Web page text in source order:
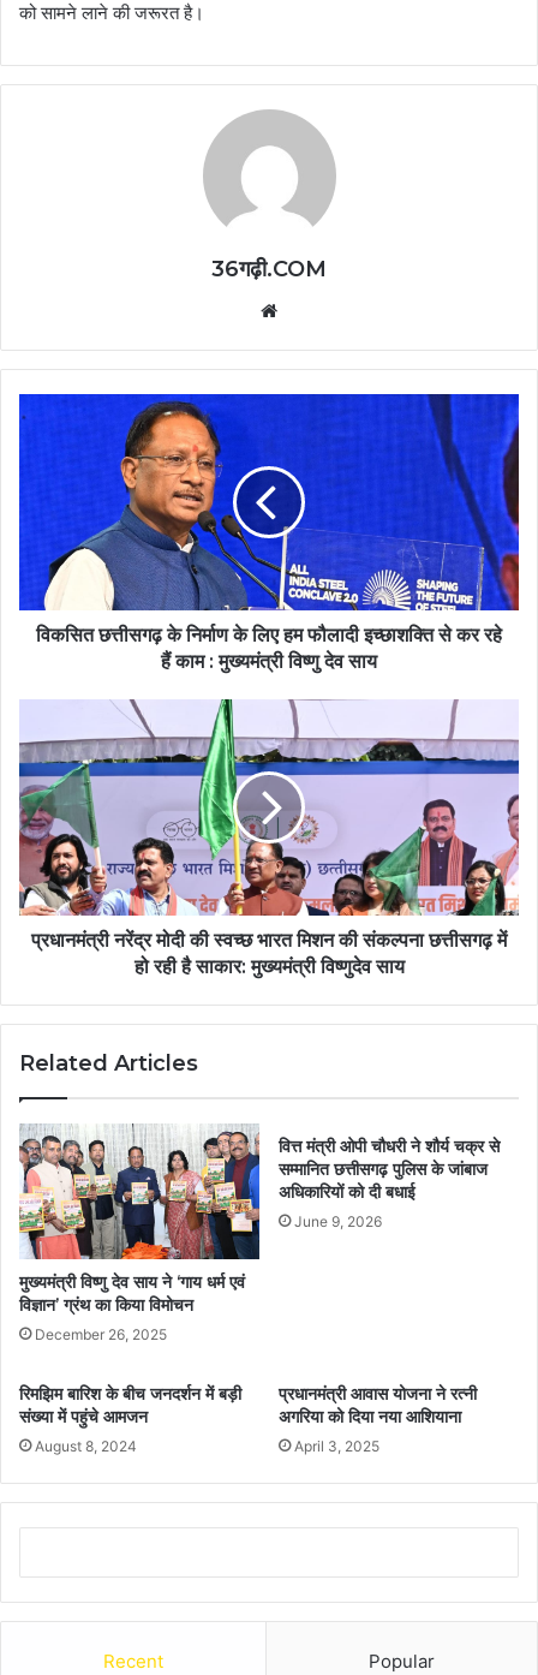
को सामने लाने की जरूरत है।
36गढ़ी.COM
विकसित छत्तीसगढ़ के निर्माण के लिए हम फौलादी इच्छाशक्ति से कर रहे
हैं काम : मुख्यमंत्री विष्णु देव साय
प्रधानमंत्री नरेंद्र मोदी की स्वच्छ भारत मिशन की संकल्पना छत्तीसगढ़ में
हो रही है साकार: मुख्यमंत्री विष्णुदेव साय
Related Articles
मुख्यमंत्री विष्णु देव साय ने ‘गाय धर्म एवं
विज्ञान’ ग्रंथ का किया विमोचन
December 26, 2025
वित्त मंत्री ओपी चौधरी ने शौर्य चक्र से
सम्मानित छत्तीसगढ़ पुलिस के जांबाज
अधिकारियों को दी बधाई
June 9, 2026
रिमझिम बारिश के बीच जनदर्शन में बड़ी
संख्या में पहुंचे आमजन
August 8, 2024
प्रधानमंत्री आवास योजना ने रत्नी
अगरिया को दिया नया आशियाना
April 3, 2025
Recent Popular